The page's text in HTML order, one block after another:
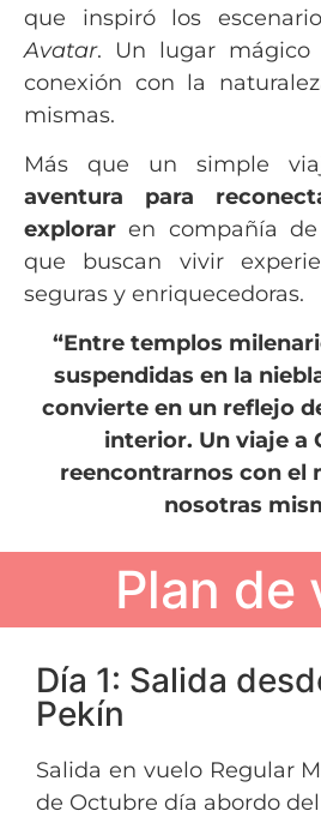
que inspiró los
Avatar. Un lugar mágico
conexión con la
mismas.
Más que un simple
aventura para
explorar en compañía
que buscan vivir
seguras y enriquecedoras.
“Entre templos
suspendidas en la
convierte en un reflejo
interior. Un viaje a
reencontrarnos con el
nosotras
Plan de
Día 1: Salida
Pekín
Salida en vuelo Regular
de Octubre día abordo